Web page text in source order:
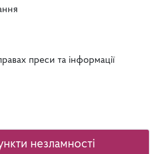
преси та інформації
незламності